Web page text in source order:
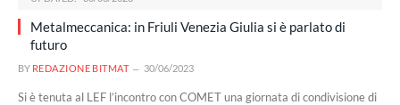
Metalmeccanica: in Friuli Venezia Giulia si è parlato di
futuro
BY REDAZIONE BITMAT 30/06/2023
Si è tenuta al LEF l’incontro con COMET una giornata di condivisione di